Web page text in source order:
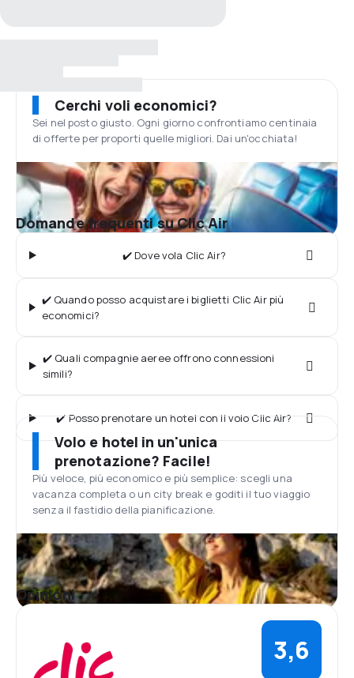
Cerchi voli economici?
Sei nel posto giusto. Ogni giorno confrontiamo centinaia
di offerte per proporti quelle migliori. Dai un'occhiata!
Domande frequenti su Clic Air
✔️ Dove vola Clic Air?
✔️ Quando posso acquistare i biglietti Clic Air più
economici?
✔️ Quali compagnie aeree offrono connessioni
simili?
✔️ Posso prenotare un hotel con il volo Clic Air?
Volo e hotel in un'unica
prenotazione? Facile!
Più veloce, più economico e più semplice: scegli una
vacanza completa o un city break e goditi il tuo viaggio
senza il fastidio della pianificazione.
Opinioni
3,6